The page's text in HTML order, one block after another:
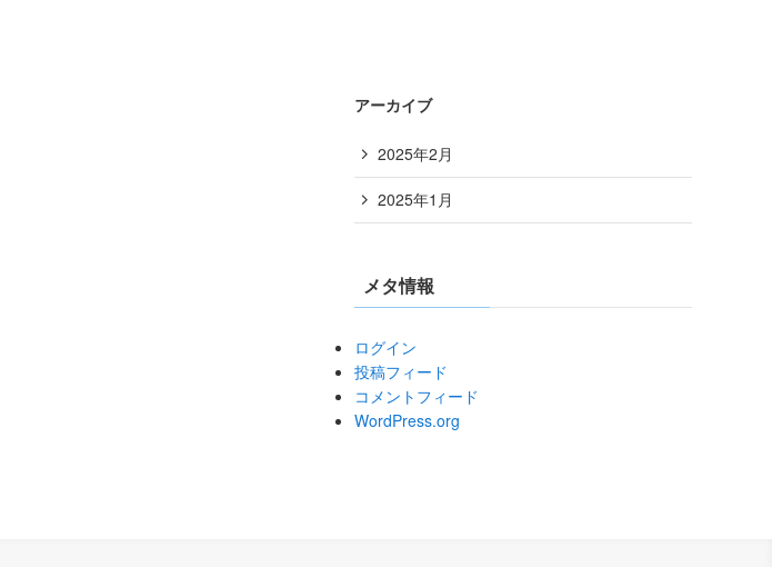
アーカイブ
2025年2月
2025年1月
メタ情報
ログイン
投稿フィード
コメントフィード
WordPress.org